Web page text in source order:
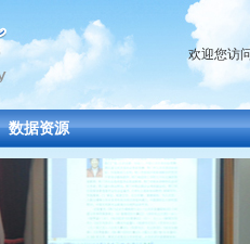
欢迎您访
数据资源